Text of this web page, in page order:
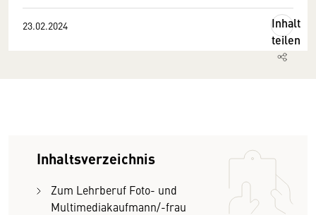
23.02.2024
Inhalt
teilen
Inhaltsverzeichnis
Zum Lehrberuf Foto- und
Multimediakaufmann/-frau